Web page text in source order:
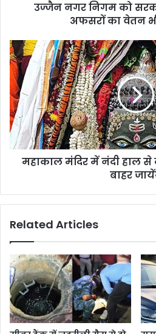
उज्जैन नगर निगम को
अफसरों का वेतन
महाकाल मंदिर में नंदी हाल
बाहर
Related Articles